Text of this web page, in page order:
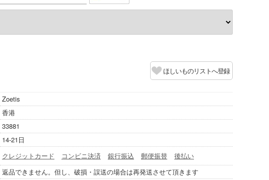
ほしいものリストへ登録
Zoetis
香港
33881
14-21日
クレジットカード コンビニ決済 銀行振込 郵便振替
後払い
返品できません。但し、破損・誤送の場合は再発送させて頂きます